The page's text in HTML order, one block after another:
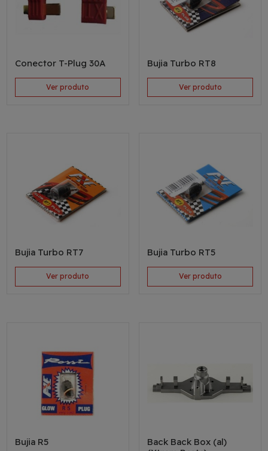
Conector T-Plug 30A
Ver produto
Bujia Turbo RT8
Ver produto
Bujia Turbo RT7
Ver produto
Bujia Turbo RT5
Ver produto
Bujia R5
Back Back Box (al)